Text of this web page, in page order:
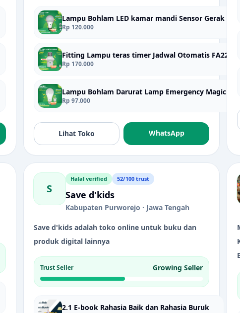
penggunaan dan manajemen perangkat listrik
berbasis Internet of things dari mana saja dan
kapan saja hanya dengan app myECO untuk
menghemat dan menurunkan tagihan listrik
Rp 120.000
Fitting Lampu teras timer Jadwal Otomatis FA224
Rp 170.000
Rp 97.000
Lihat Toko WhatsApp
S
Halal verified 52/100 trust
Save d'kids
Kabupaten Purworejo · Jawa Tengah
Save d'kids adalah toko online untuk buku dan
produk digital lainnya
Trust Seller Growing Seller
2.1 E-book Rahasia Baik dan Rahasia Buruk